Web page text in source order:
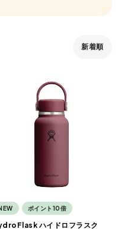
新着順
ポイント10倍
ハイドロフラスク